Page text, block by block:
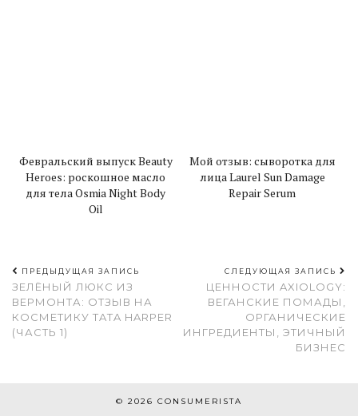
Февральский выпуск Beauty
Heroes: роскошное масло
для тела Osmia Night Body
Oil
Мой отзыв: сыворотка для
лица Laurel Sun Damage
Repair Serum
ПРЕДЫДУЩАЯ ЗАПИСЬ
ЗЕЛЁНЫЙ ЛЮКС ИЗ
ВЕРМОНТА: ОТЗЫВ НА
КОСМЕТИКУ TATA HARPER
(ЧАСТЬ 1)
СЛЕДУЮЩАЯ ЗАПИСЬ
ЦЕННОСТИ AXIOLOGY:
ВЕГАНСКИЕ ПОМАДЫ,
ОРГАНИЧЕСКИЕ
ИНГРЕДИЕНТЫ, ЭТИЧНЫЙ
БИЗНЕС
© 2026 СONSUMERISTA